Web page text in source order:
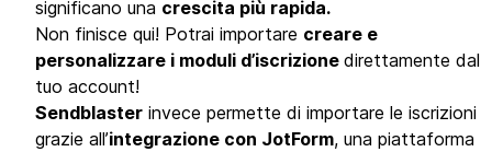
significano una crescita più rapida.
Non finisce qui! Potrai importare creare e
personalizzare i moduli d’iscrizione direttamente dal
tuo account!
Sendblaster invece permette di importare le iscrizioni
grazie all’integrazione con JotForm, una piattaforma